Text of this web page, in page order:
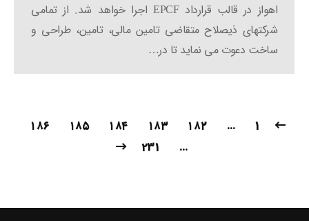
اهواز در قالب قرارداد EPCF اجرا خواهد شد. از تمامی
شرکتهای ذیصلاح متقاضی تامین مالی، تامین، طراحی و
ساخت دعوت می نماید تا در…
1
… ۱۸۲ ۱۸۳ ۱۸۴ ۱۸۵
۱۸۶
…
231